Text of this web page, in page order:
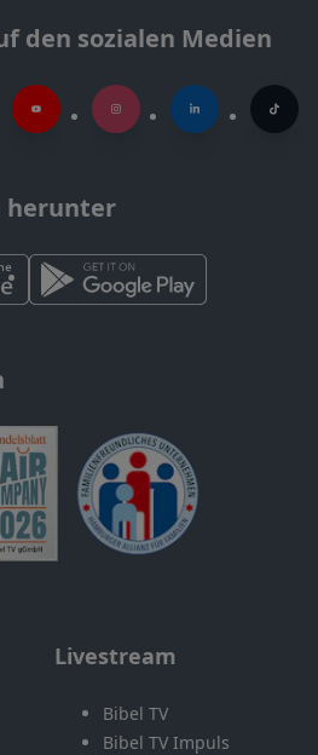
den sozialen Medien
herunter
Livestream
Bibel TV
Bibel TV Impuls